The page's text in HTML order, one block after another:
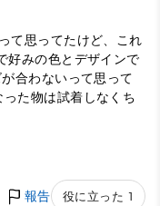
て思ってたけど、これ
好みの色とデザインで
合わないって思って
た物は試着しなくち
報告 役に立った 1